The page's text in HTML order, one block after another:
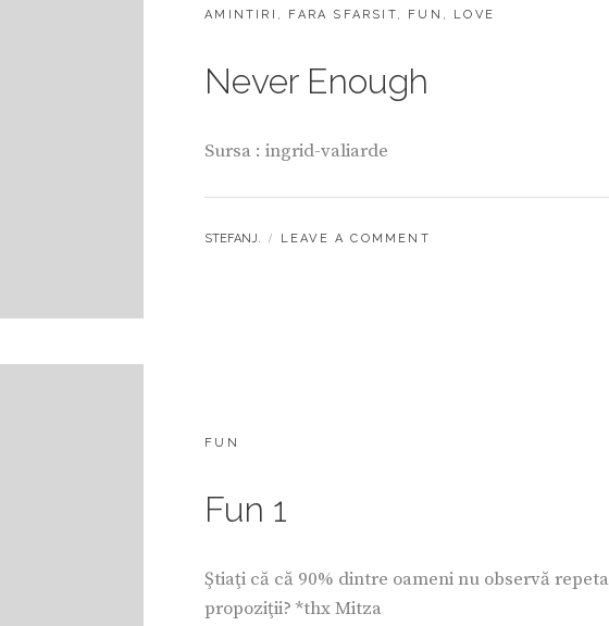
CATEGORIES:
AMINTIRI , FARA SFARSIT, FUN , LOVE
Never Enough
Sursa : ingrid-valiarde
BY
STEFANJ. LEAVE A COMMENT
CATEGORIES:
FUN
Fun 1
Ştiaţi că că 90% dintre oameni nu observă
propoziţii? *thx Mitza